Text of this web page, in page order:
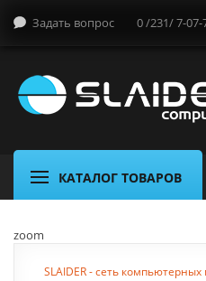
Задать вопрос 0 /231/ 7-07-
КАТАЛОГ ТОВАРОВ
zoom
SLAIDER - сеть